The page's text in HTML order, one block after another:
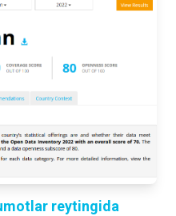
reytingida